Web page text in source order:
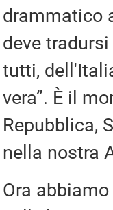
drammatico
deve
tutti,
vera”. È il
Repubblica,
nella nostra
Ora